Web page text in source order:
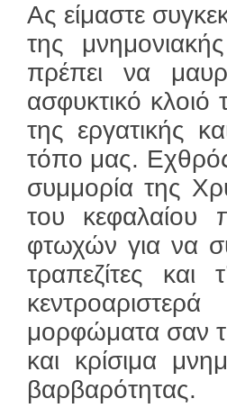
Ας είμαστε
της
πρέπει να
ασφυκτικό
της εργατικής
τόπο μας. Εχθρός
συμμορία της
του κεφαλαίου
φτωχών για να
τραπεζίτες
μορφώματα σαν
και κρίσιμα
βαρβαρότητας.